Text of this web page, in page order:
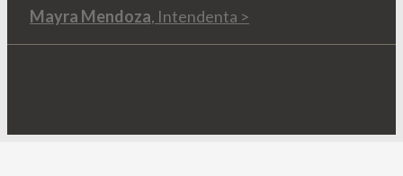
Mayra Mendoza, Intendenta >